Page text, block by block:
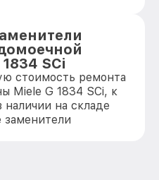
SCi
стоимость ремонта
Miele G 1834 SCi, к
на складе
заменители